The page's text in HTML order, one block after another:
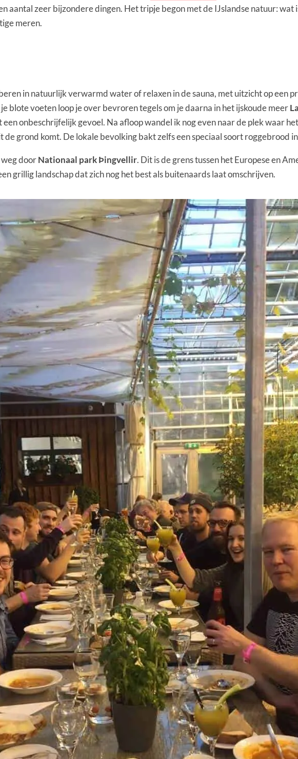
aantal zeer bijzondere dingen. Het tripje begon met de IJslandse natuur:
meren.
in natuurlijk verwarmd water of relaxen in de sauna, met uitzicht op een
blote voeten loop je over bevroren tegels om je daarna in het ijskoude meer
onbeschrijfelijk gevoel. Na afloop wandel ik nog even naar de plek waar
grond komt. De lokale bevolking bakt zelfs een speciaal soort roggebrood
doorNationaal park Þingvellir. Dit is de grens tussen het Europese en
grillig landschap dat zich nog het best als buitenaards laat omschrijven.